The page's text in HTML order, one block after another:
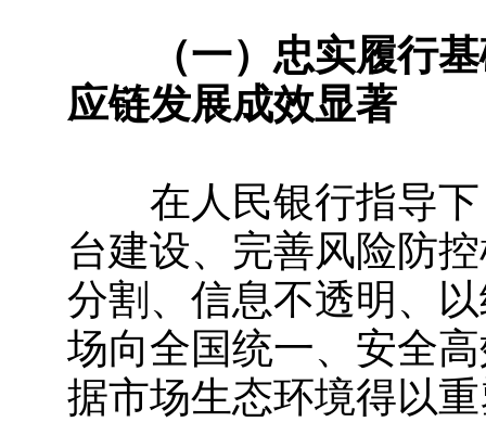
（一）忠实履行
应链发展成效显著
在人民银行指导下
台建设、完善风险防
分割、信息不透明、
场向全国统一、安全
据市场生态环境得以